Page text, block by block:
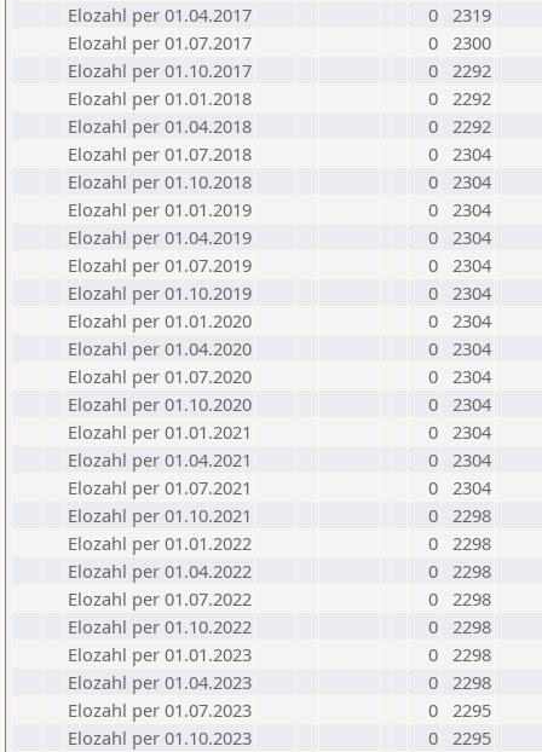
Elozahl per 01.04.2017
0 2319
Elozahl per 01.07.2017
0 2300
Elozahl per 01.10.2017
0 2292
Elozahl per 01.01.2018
0 2292
Elozahl per 01.04.2018
0 2292
Elozahl per 01.07.2018
0 2304
Elozahl per 01.10.2018
0 2304
Elozahl per 01.01.2019
0 2304
Elozahl per 01.04.2019
0 2304
Elozahl per 01.07.2019
0 2304
Elozahl per 01.10.2019
0 2304
Elozahl per 01.01.2020
0 2304
Elozahl per 01.04.2020
0 2304
Elozahl per 01.07.2020
0 2304
Elozahl per 01.10.2020
0 2304
Elozahl per 01.01.2021
0 2304
Elozahl per 01.04.2021
0 2304
Elozahl per 01.07.2021
0 2304
Elozahl per 01.10.2021
0 2298
Elozahl per 01.01.2022
0 2298
Elozahl per 01.04.2022
0 2298
Elozahl per 01.07.2022
0 2298
Elozahl per 01.10.2022
0 2298
Elozahl per 01.01.2023
0 2298
Elozahl per 01.04.2023
0 2298
Elozahl per 01.07.2023
0 2295
Elozahl per 01.10.2023
0 2295